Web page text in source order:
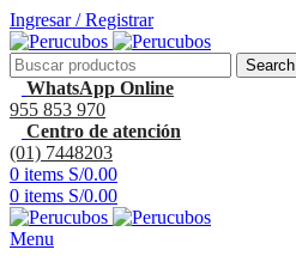
Ingresar / Registrar
Search
WhatsApp Online
955 853 970
Centro de atención
(01) 7448203
0 items S/0.00
0 items S/0.00
Menu